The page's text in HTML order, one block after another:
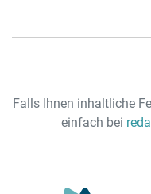
Falls Ihnen inhaltliche
einfach bei